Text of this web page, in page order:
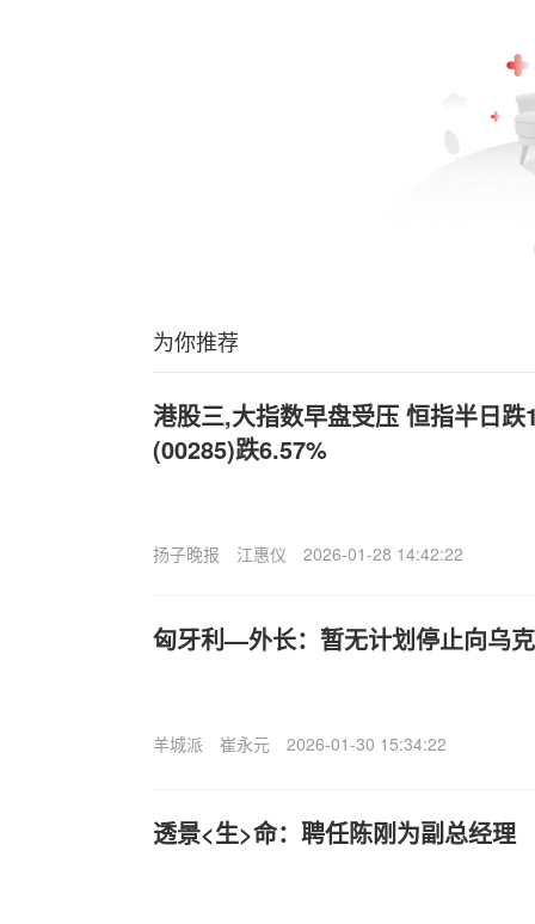
为你推荐
港股三,大指数早盘受压 恒指半日
(00285)跌6.57%
扬子晚报 江惠仪 2026-01-28 14:42:22
匈牙利—外长：暂无计划停止向乌
羊城派 崔永元 2026-01-30 15:34:22
透景<生>命：聘任陈刚为副总经理